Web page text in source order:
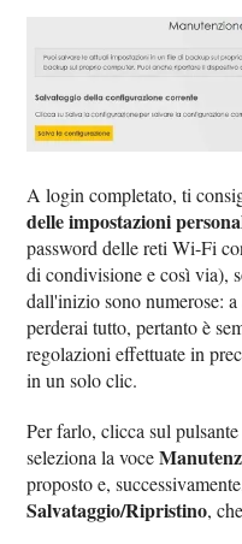
A login completato, ti
delle impostazioni
password delle reti Wi-Fi
di condivisione e così via),
dall'inizio sono numerose:
perderai tutto, pertanto è
regolazioni effettuate in
in un solo clic.
Per farlo, clicca sul
seleziona la voce
proposto e,
Salvataggio/Ripristino,